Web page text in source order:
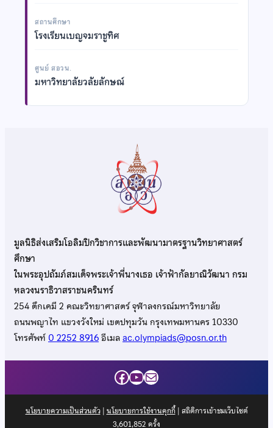
สถานศึกษา
โรงเรียนเบญจมราชูทิศ
ศูนย์ สอวน.
มหาวิทยาลัยวลัยลักษณ์
มูลนิธิส่งเสริมโอลิมปิกวิชาการและพัฒนามาตรฐานวิทยาศาสตร์
ศึกษา
ในพระอุปถัมภ์สมเด็จพระเจ้าพี่นางเธอ เจ้าฟ้ากัลยาณิวัฒนา กรม
หลวงนราธิวาสราชนครินทร์
254 ตึกเคมี 2 คณะวิทยาศาสตร์ จุฬาลงกรณ์มหาวิทยาลัย
ถนนพญาไท แขวงวังใหม่ เขตปทุมวัน กรุงเทพมหานคร 10330
โทรศัพท์0 2252 8916อีเมลac.olympiads@posn.or.th
Facebook
YouTube
Mail
นโยบายความเป็นส่วนตัว| นโยบายการใช้งานคุกกี้| สถิติการเข้าชมเว็บไซต์
3,601,852 ครั้ง